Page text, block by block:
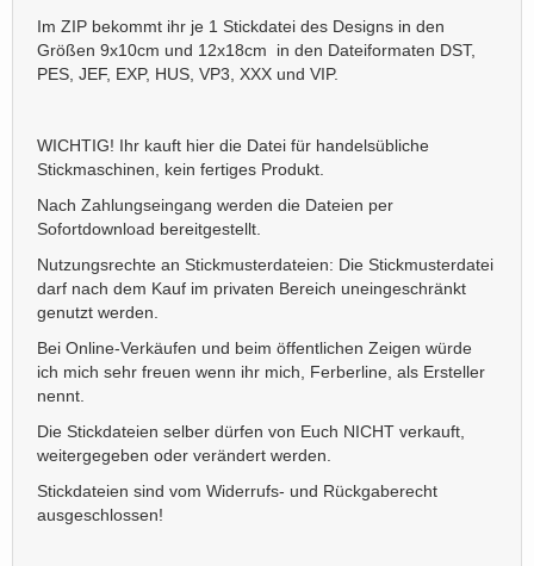
Im ZIP bekommt ihr je 1 Stickdatei des Designs in den
Größen 9x10cm und 12x18cm in den Dateiformaten DST,
PES, JEF, EXP, HUS, VP3, XXX und VIP.
WICHTIG! Ihr kauft hier die Datei für handelsübliche
Stickmaschinen, kein fertiges Produkt.
Nach Zahlungseingang werden die Dateien per
Sofortdownload bereitgestellt.
Nutzungsrechte an Stickmusterdateien: Die Stickmusterdatei
darf nach dem Kauf im privaten Bereich uneingeschränkt
genutzt werden.
Bei Online-Verkäufen und beim öffentlichen Zeigen würde
ich mich sehr freuen wenn ihr mich, Ferberline, als Ersteller
nennt.
Die Stickdateien selber dürfen von Euch NICHT verkauft,
weitergegeben oder verändert werden.
Stickdateien sind vom Widerrufs- und Rückgaberecht
ausgeschlossen!